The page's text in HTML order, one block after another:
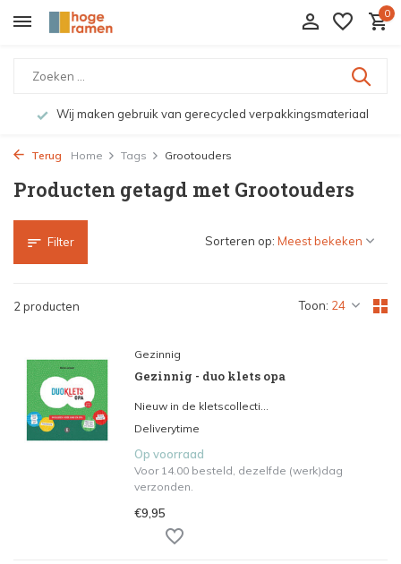
0
Wij maken gebruik van gerecycled verpakkingsmateriaal
Terug Home Tags Grootouders
Producten getagd met Grootouders
Filter
2 producten Toon:
Sorteren op:
Gezinnig
Gezinnig - duo klets opa
Nieuw in de kletscollecti...
Deliverytime
Op voorraad
Voor 14.00 besteld, dezelfde (werk)dag
verzonden.
€9,95